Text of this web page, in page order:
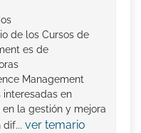
de los Cursos de
es de
Management
interesadas en
la gestión y mejora
ver temario